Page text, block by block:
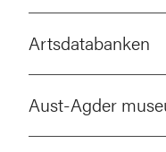
Artsdatabanken
Aust-Agder